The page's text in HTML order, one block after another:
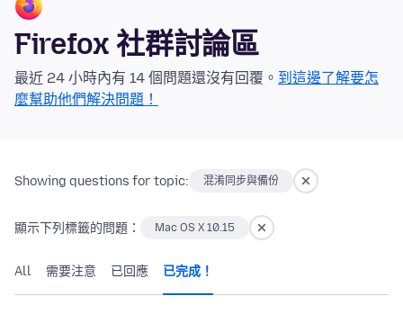
Firefox 社群討論區
最近 24 小時內有 14 個問題還沒有回覆。 到這邊了解要怎
麼幫助他們解決問題！
Showing questions for topic: 混淆同步與備份
顯示下列標籤的問題： Mac OS X 10.15
All 需要注意 已回應 已完成！